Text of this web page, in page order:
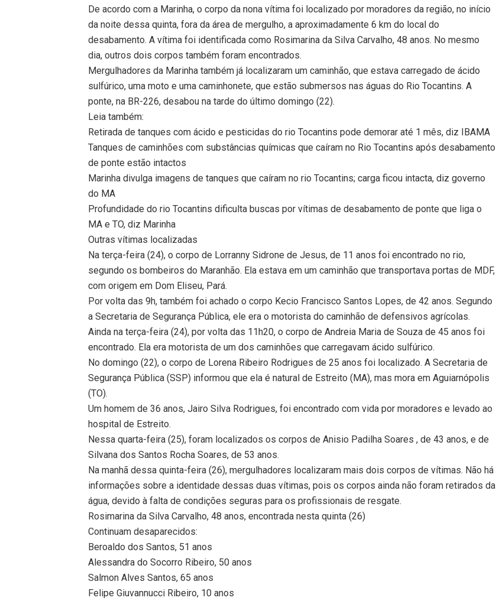
De acordo com a Marinha, o corpo da nona vítima foi localizado por moradores da região, no início
da noite dessa quinta, fora da área de mergulho, a aproximadamente 6 km do local do
desabamento. A vítima foi identificada como Rosimarina da Silva Carvalho, 48 anos. No mesmo
dia, outros dois corpos também foram encontrados.
Mergulhadores da Marinha também já localizaram um caminhão, que estava carregado de ácido
sulfúrico, uma moto e uma caminhonete, que estão submersos nas águas do Rio Tocantins. A
ponte, na BR-226, desabou na tarde do último domingo (22).
Leia também:
Retirada de tanques com ácido e pesticidas do rio Tocantins pode demorar até 1 mês, diz IBAMA
Tanques de caminhões com substâncias químicas que caíram no Rio Tocantins após desabamento
de ponte estão intactos
Marinha divulga imagens de tanques que caíram no rio Tocantins; carga ficou intacta, diz governo
do MA
Profundidade do rio Tocantins dificulta buscas por vítimas de desabamento de ponte que liga o
MA e TO, diz Marinha
Outras vítimas localizadas
Na terça-feira (24), o corpo de Lorranny Sidrone de Jesus, de 11 anos foi encontrado no rio,
segundo os bombeiros do Maranhão. Ela estava em um caminhão que transportava portas de MDF,
com origem em Dom Eliseu, Pará.
Por volta das 9h, também foi achado o corpo Kecio Francisco Santos Lopes, de 42 anos. Segundo
a Secretaria de Segurança Pública, ele era o motorista do caminhão de defensivos agrícolas.
Ainda na terça-feira (24), por volta das 11h20, o corpo de Andreia Maria de Souza de 45 anos foi
encontrado. Ela era motorista de um dos caminhões que carregavam ácido sulfúrico.
No domingo (22), o corpo de Lorena Ribeiro Rodrigues de 25 anos foi localizado. A Secretaria de
Segurança Pública (SSP) informou que ela é natural de Estreito (MA), mas mora em Aguiarnópolis
(TO).
Um homem de 36 anos, Jairo Silva Rodrigues, foi encontrado com vida por moradores e levado ao
hospital de Estreito.
Nessa quarta-feira (25), foram localizados os corpos de Anisio Padilha Soares , de 43 anos, e de
Silvana dos Santos Rocha Soares, de 53 anos.
Na manhã dessa quinta-feira (26), mergulhadores localizaram mais dois corpos de vítimas. Não há
informações sobre a identidade dessas duas vítimas, pois os corpos ainda não foram retirados da
água, devido à falta de condições seguras para os profissionais de resgate.
Rosimarina da Silva Carvalho, 48 anos, encontrada nesta quinta (26)
Continuam desaparecidos:
Beroaldo dos Santos, 51 anos
Alessandra do Socorro Ribeiro, 50 anos
Salmon Alves Santos, 65 anos
Felipe Giuvannucci Ribeiro, 10 anos